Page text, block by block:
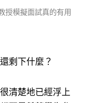
授模擬面試真的有用
剩下什麼？
清楚地已經浮上